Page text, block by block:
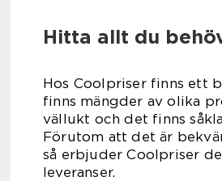
Hitta allt du
Hos Coolpriser finns ett
finns mängder av olika
vällukt och det finns
Förutom att det är
så erbjuder Coolpriser